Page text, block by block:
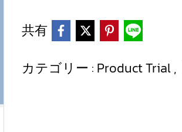
共有
カテゴリー : Product Trial,